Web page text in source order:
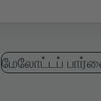
மேலோட்டப்